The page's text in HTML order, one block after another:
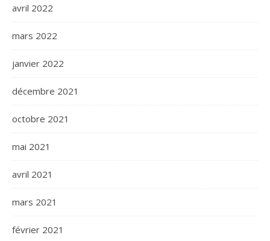
avril 2022
mars 2022
janvier 2022
décembre 2021
octobre 2021
mai 2021
avril 2021
mars 2021
février 2021